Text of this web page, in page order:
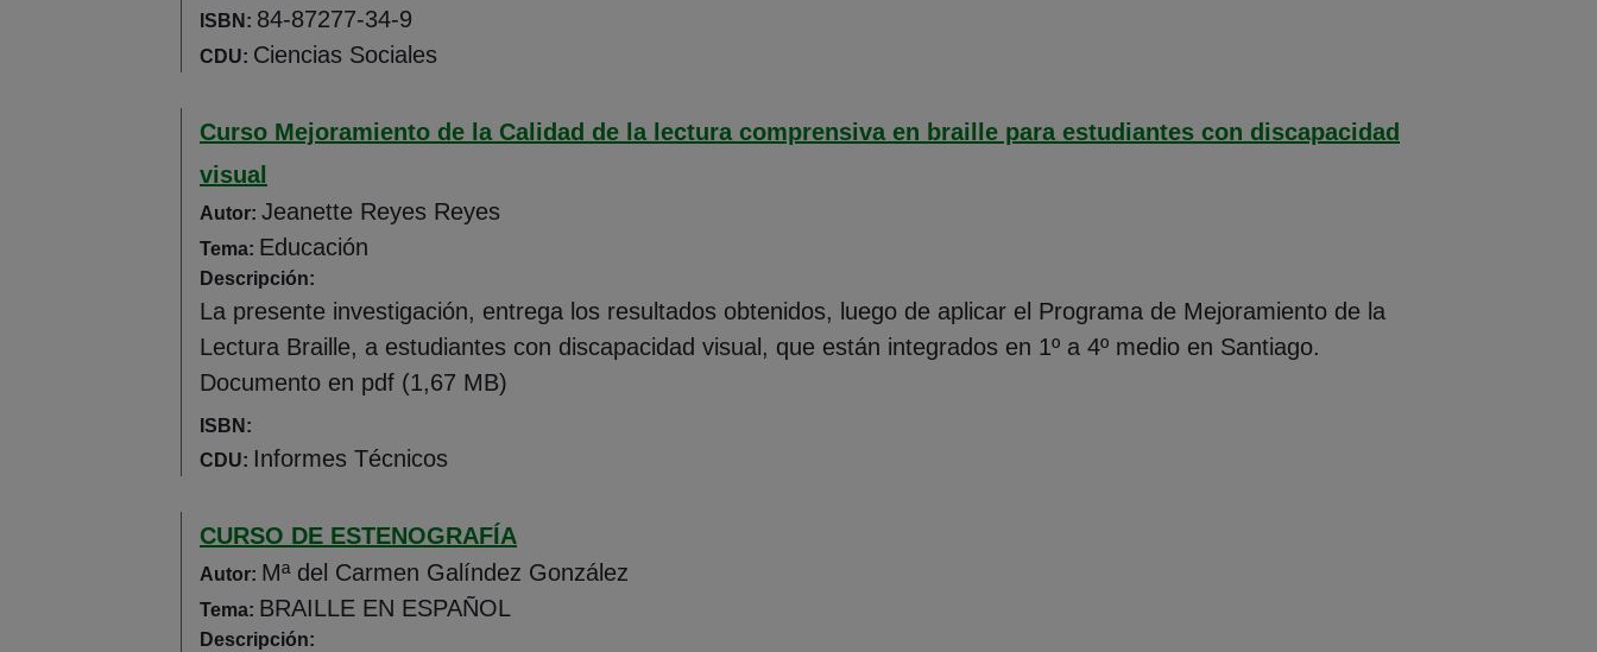
ISBN: 84-87277-34-9
CDU: Ciencias Sociales
Curso Mejoramiento de la Calidad de la lectura comprensiva en braille para estudiantes con discapacidad
visual
Autor: Jeanette Reyes Reyes
Tema: Educación
Descripción:
La presente investigación, entrega los resultados obtenidos, luego de aplicar el Programa de Mejoramiento de la
Lectura Braille, a estudiantes con discapacidad visual, que están integrados en 1º a 4º medio en Santiago.
Documento en pdf (1,67 MB)
ISBN:
CDU: Informes Técnicos
CURSO DE ESTENOGRAFÍA
Autor: Mª del Carmen Galíndez González
Tema: BRAILLE EN ESPAÑOL
Descripción: